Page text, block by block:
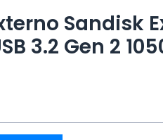
Sandisk
3.2 Gen 2